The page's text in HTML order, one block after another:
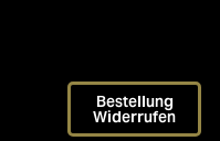
Bestellung
Widerrufen